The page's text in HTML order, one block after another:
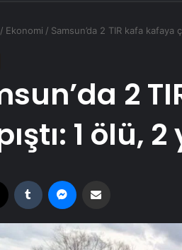
/ Ekonomi / Samsun’da 2 TIR kafa kafaya
2
1 ölü, 2
Tumblr